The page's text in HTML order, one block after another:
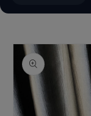
đến
thông
tin sản
phẩm